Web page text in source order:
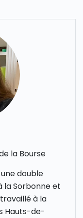
la Bourse
double
la Sorbonne et
à la
Hauts-de-